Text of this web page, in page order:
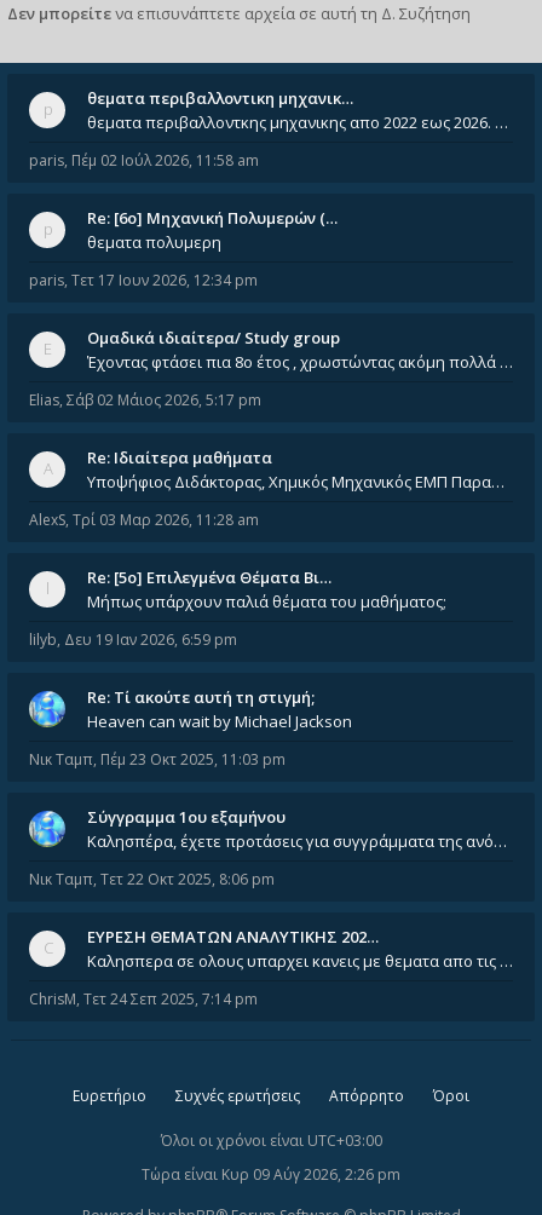
Δεν μπορείτενα επισυνάπτετε αρχεία σε αυτή τη Δ. Συζήτηση
θεματα περιβαλλοντικη μηχανικ…
θεματα περιβαλλοντκης μηχανικης απο 2022 εως 2026. Δεν ειναι μεσα του Σεπτεμβιου του 2025. Αν τα εχει καποιος ας τα ανε
paris, Πέμ 02 Ιούλ 2026, 11:58 am
Re: [6o] Mηχανική Πολυμερών (…
θεματα πολυμερη
paris, Τετ 17 Ιουν 2026, 12:34 pm
Ομαδικά ιδιαίτερα/ Study group
Έχοντας φτάσει πια 8ο έτος , χρωστώντας ακόμη πολλά και χωρίς καμία όρεξη ούτε να διαβάσω μόνος μου ούτε να παρακολουθήσ
Elias, Σάβ 02 Μάιος 2026, 5:17 pm
Re: Ιδιαίτερα μαθήματα
Υποψήφιος Διδάκτορας, Χημικός Μηχανικός ΕΜΠ Παραδίδω ιδιαίτερα μαθήματα μέσης και ανώτατης εκπαίδευσης σε θετικές και τε
AlexS, Τρί 03 Μαρ 2026, 11:28 am
Re: [5ο] Επιλεγμένα Θέματα Βι…
Μήπως υπάρχουν παλιά θέματα του μαθήματος;
lilyb, Δευ 19 Ιαν 2026, 6:59 pm
Re: Tί ακούτε αυτή τη στιγμή;
Heaven can wait by Michael Jackson
Νικ Ταμπ, Πέμ 23 Οκτ 2025, 11:03 pm
Σύγγραμμα 1ου εξαμήνου
Καλησπέρα, έχετε προτάσεις για συγγράμματα της ανόργανης χημείας? Είμαι ανάμεσα σε Λιοδάκη, Chung και Atkins
Νικ Ταμπ, Τετ 22 Οκτ 2025, 8:06 pm
ΕΥΡΕΣΗ ΘΕΜΑΤΩΝ ΑΝΑΛΥΤΙΚΗΣ 202…
Καλησπερα σε ολους υπαρχει κανεις με θεματα απο τις εξετασεις του ιουνιου και σεπτεμβρίου για την αναλυτικη χημεια
ChrisM, Τετ 24 Σεπ 2025, 7:14 pm
Ευρετήριο Συχνές ερωτήσεις Απόρρητο Όροι
Όλοι οι χρόνοι είναι UTC+03:00
Τώρα είναι Κυρ 09 Αύγ 2026, 2:26 pm